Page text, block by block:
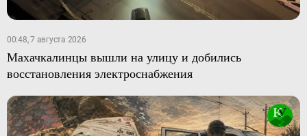
00:48, 7 августа 2026
Махачкалинцы вышли на улицу и добились
восстановления электроснабжения